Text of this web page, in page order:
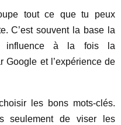
tout ce que tu peux
C’est souvent la base la
influence à la fois la
Google et l’expérience de
les bons mots-clés.
seulement de viser les